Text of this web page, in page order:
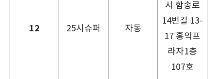
12 25시슈퍼 자동
시 함송로
14번길 13-
17 홍익프
라자1층
107호